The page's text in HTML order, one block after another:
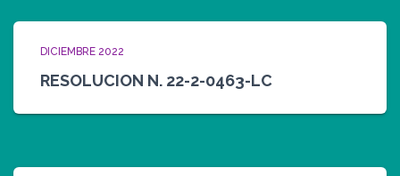
DICIEMBRE 2022
RESOLUCION N. 22-2-0463-LC